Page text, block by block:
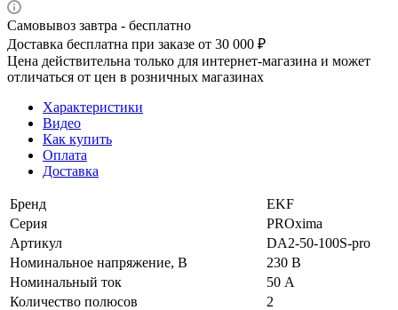
Самовывоз завтра - бесплатно
Доставка бесплатна при заказе от 30 000 ₽
Цена действительна только для интернет-магазина и может
отличаться от цен в розничных магазинах
Характеристики
Видео
Как купить
Оплата
Доставка
Бренд
EKF
Серия
PROxima
Артикул
DA2-50-100S-pro
Номинальное напряжение, В
230 В
Номинальный ток
50 А
Количество полюсов
2